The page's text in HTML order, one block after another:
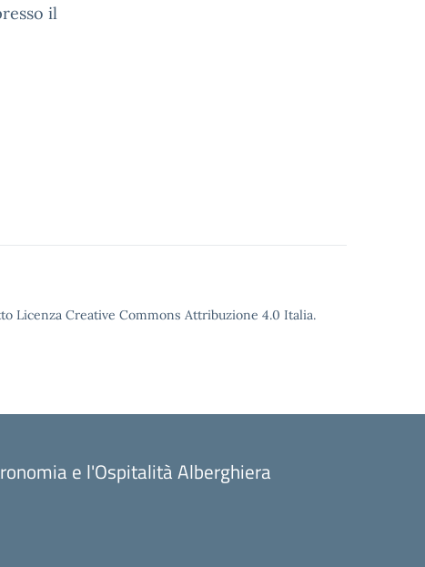
il
Licenza Creative Commons Attribuzione 4.0 Italia.
e l'Ospitalità Alberghiera